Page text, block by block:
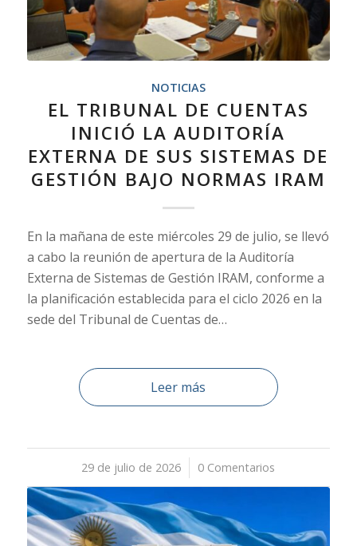
NOTICIAS
EL TRIBUNAL DE CUENTAS
INICIÓ LA AUDITORÍA
EXTERNA DE SUS SISTEMAS DE
GESTIÓN BAJO NORMAS IRAM
En la mañana de este miércoles 29 de julio, se llevó
a cabo la reunión de apertura de la Auditoría
Externa de Sistemas de Gestión IRAM, conforme a
la planificación establecida para el ciclo 2026 en la
sede del Tribunal de Cuentas de…
Leer más
29 de julio de 2026
/ 0 Comentarios